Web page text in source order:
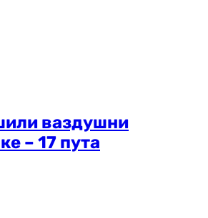
ваздушни
– 17 пута